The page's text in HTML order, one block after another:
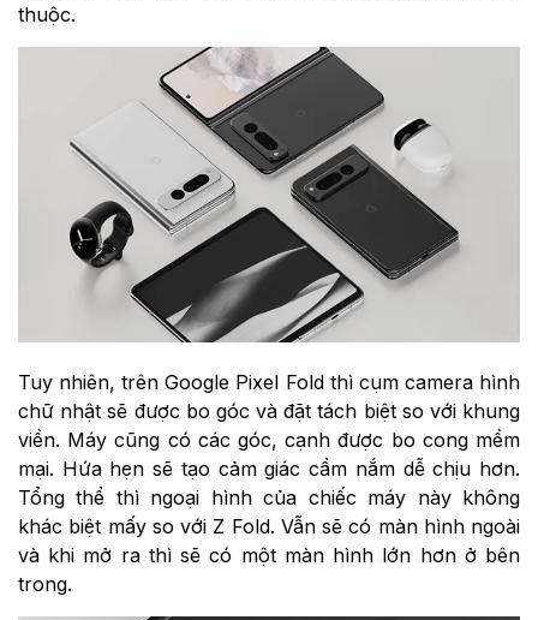
thuộc.
Tuy nhiên, trên Google Pixel Fold thì cụm camera hình
chữ nhật sẽ được bo góc và đặt tách biệt so với khung
viền. Máy cũng có các góc, cạnh được bo cong mềm
mại. Hứa hẹn sẽ tạo cảm giác cầm nắm dễ chịu hơn.
Tổng thể thì ngoại hình của chiếc máy này không
khác biệt mấy so với Z Fold. Vẫn sẽ có màn hình ngoài
và khi mở ra thì sẽ có một màn hình lớn hơn ở bên
trong.